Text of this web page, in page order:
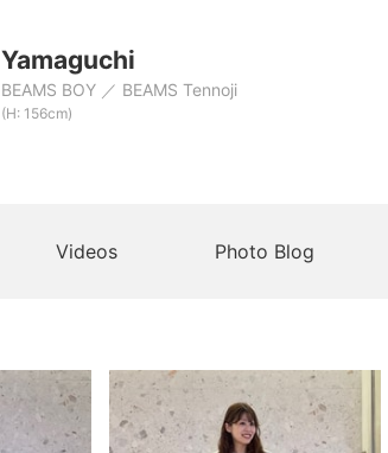
Yamaguchi
BEAMS BOY BEAMS Tennoji
(H: 156cm)
Videos Photo Blog